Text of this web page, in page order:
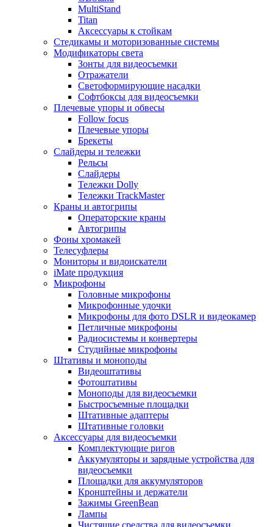
MultiStand
Titan
Аксессуары к стойкам
Стедикамы и моторизованные системы
Модификаторы света
Зонты для видеосъемки
Отражатели
Светоформирующие насадки
Софтбоксы для видеосъемки
Плечевые упоры и обвесы
Follow focus
Плечевые упоры
Брекеты
Слайдеры и тележки
Рельсы
Слайдеры
Тележки Dolly
Тележки TrackMaster
Краны и автогрипы
Операторские краны
Автогрипы
Фоны хромакей
Телесуфлеры
Мониторы и видоискатели
iMate продукция
Микрофоны
Головные микрофоны
Микрофонные удочки
Микрофоны для фото DSLR и видеокамер
Петличные микрофоны
Радиосистемы и конвертеры
Студийные микрофоны
Штативы и моноподы
Видеоштативы
Фотоштативы
Моноподы для видеосъемки
Быстросъемные площадки
Штативные адаптеры
Штативные головки
Аксессуары для видеосъемки
Комплектующие ригов
Аккумуляторы и зарядные устройства для
видеосъемки
Площадки для аккумуляторов
Кронштейны и держатели
Зажимы GreenBean
Лампы
Чистящие средства для видеосъемки